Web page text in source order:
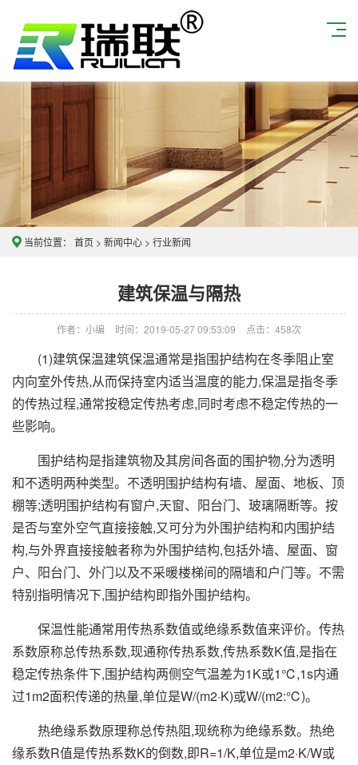
当前位置： 首页 > 新闻中心 > 行业新闻
建筑保温与隔热
作者：小编 时间：2019-05-27 09:53:09 点击： 458次
(1)建筑保温建筑保温通常是指围护结构在冬季阻止室
内向室外传热,从而保持室内适当温度的能力,保温是指冬季
的传热过程,通常按稳定传热考虑,同时考虑不稳定传热的一
些影响。
围护结构是指建筑物及其房间各面的围护物,分为透明
和不透明两种类型。不透明围护结构有墙、屋面、地板、顶
棚等;透明围护结构有窗户,天窗、阳台门、玻璃隔断等。按
是否与室外空气直接接触,又可分为外围护结构和内围护结
构,与外界直接接触者称为外围护结构,包括外墙、屋面、窗
户、阳台门、外门以及不采暖楼梯间的隔墙和户门等。不需
特别指明情况下,围护结构即指外围护结构。
保温性能通常用传热系数值或绝缘系数值来评价。传热
系数原称总传热系数,现通称传热系数,传热系数K值,是指在
稳定传热条件下,围护结构两侧空气温差为1K或1℃,1s内通
过1m2面积传递的热量,单位是W/(m2·K)或W/(m2:℃)。
热绝缘系数原理称总传热阻,现统称为绝缘系数。热绝
缘系数R值是传热系数K的倒数,即R=1/K,单位是m2·K/W或